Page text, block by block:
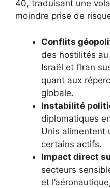
40, traduisant une
moindre prise de
Conflits
des hostilités
Israël et l’Iran
quant aux
globale.
Instabilité
diplomatiques
Unis alimentent
certains actifs.
Impact direct
secteurs
et